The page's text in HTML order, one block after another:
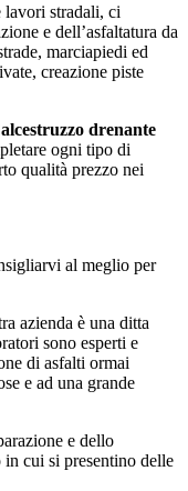
lavori stradali, ci
e dell’asfaltatura da
marciapiedi ed
creazione piste
drenante
ogni tipo di
qualità prezzo nei
al meglio per
azienda è una ditta
sono esperti e
di asfalti ormai
e ad una grande
e dello
in cui si presentino delle